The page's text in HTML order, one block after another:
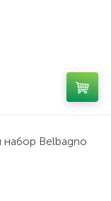
Belbagno